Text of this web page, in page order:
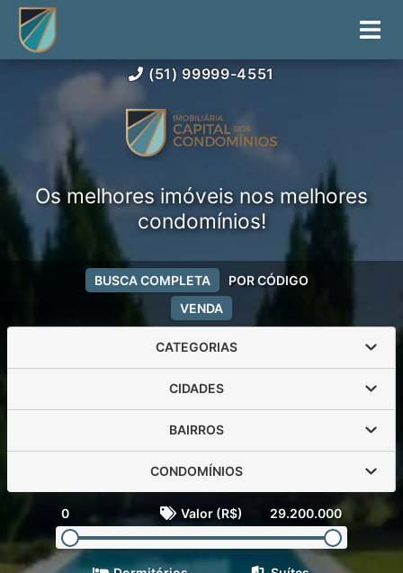
(51) 99999-4551
Os melhores imóveis nos melhores
condomínios!
VENDA
BUSCA COMPLETA POR CÓDIGO
CATEGORIAS
CIDADES
BAIRROS
CONDOMÍNIOS
0 Valor (R$) 29.200.000